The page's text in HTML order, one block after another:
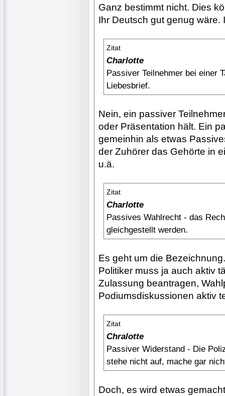
Ganz bestimmt nicht. Dies
Ihr Deutsch gut genug wäre.
Zitat
Charlotte
Passiver Teilnehmer bei einer
Liebesbrief.
Nein, ein passiver
oder Präsentation hält. Ein
gemeinhin als etwas
der Zuhörer das Gehörte in
u.ä.
Zitat
Charlotte
Passives Wahlrecht - das
gleichgestellt werden.
Es geht um die
Politiker muss ja auch aktiv
Zulassung beantragen,
Podiumsdiskussionen aktiv
Zitat
Chralotte
Passiver Widerstand - Die
stehe nicht auf, mache gar
Doch, es wird etwas